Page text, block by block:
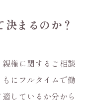
まるのか？
権に関するご相談
にフルタイムで働
しているか分から